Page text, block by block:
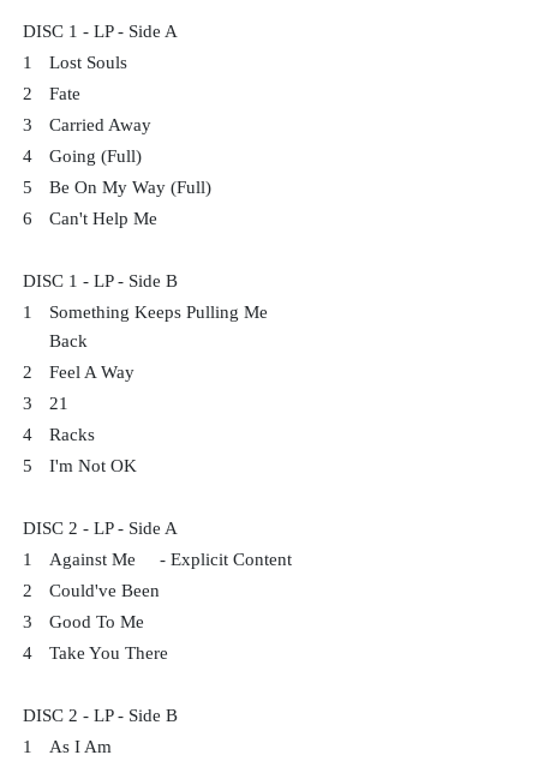
DISC 1 - LP - Side A
1
Lost Souls
2
Fate
3
Carried Away
4
Going (Full)
5
Be On My Way (Full)
6
Can't Help Me
DISC 1 - LP - Side B
1
Something Keeps Pulling Me
Back
2
Feel A Way
3
21
4
Racks
5
I'm Not OK
DISC 2 - LP - Side A
1
Against Me - Explicit Content
2
Could've Been
3
Good To Me
4
Take You There
DISC 2 - LP - Side B
1
As I Am